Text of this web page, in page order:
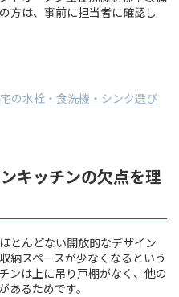
方は、事前に担当者に確認し
の水栓・食洗機・シンク選び
キッチンの欠点を理
とんどない開放的なデザイン
納スペースが少なくなるという
ンは上に吊り戸棚がなく、他の
あるためです。